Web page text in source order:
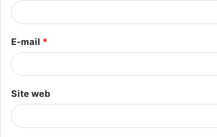
E-mail *
Site web